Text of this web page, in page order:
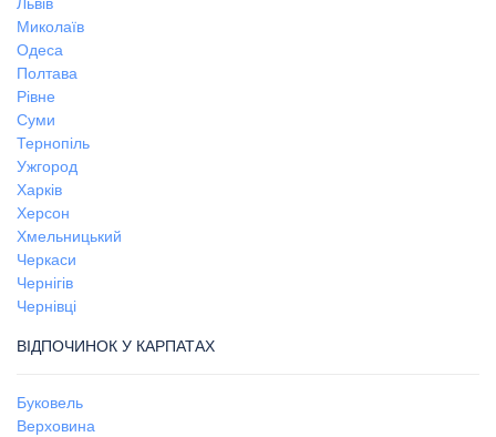
Миколаїв
Одеса
Полтава
Рівне
Суми
Тернопіль
Ужгород
Харків
Херсон
Хмельницький
Черкаси
Чернігів
Чернівці
ВІДПОЧИНОК У КАРПАТАХ
Буковель
Верховина